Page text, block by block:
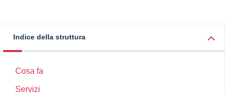
Indice della struttura
Cosa fa
Servizi